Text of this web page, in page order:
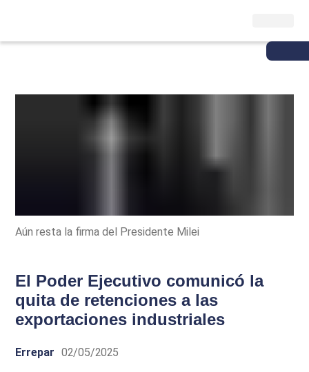
Aún resta la firma del Presidente Milei
El Poder Ejecutivo comunicó la
quita de retenciones a las
exportaciones industriales
Errepar 02/05/2025